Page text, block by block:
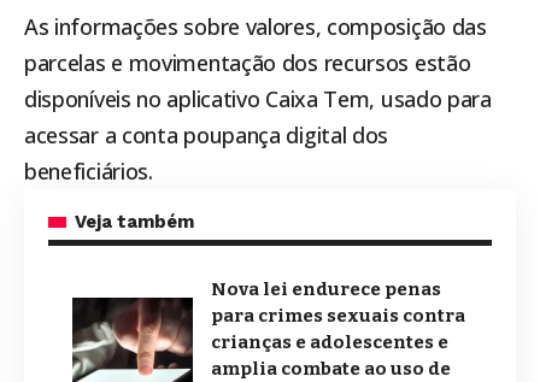
As informações sobre valores, composição das
parcelas e movimentação dos recursos estão
disponíveis no aplicativo Caixa Tem, usado para
acessar a conta poupança digital dos
beneficiários.
Veja também
Nova lei endurece penas
para crimes sexuais contra
crianças e adolescentes e
amplia combate ao uso de